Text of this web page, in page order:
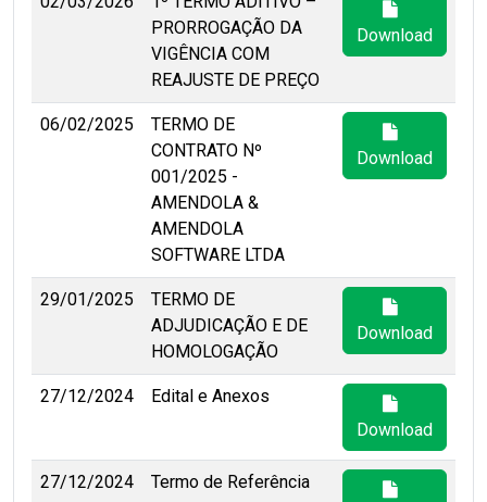
PRORROGAÇÃO DA
VIGÊNCIA COM
REAJUSTE DE PREÇO
Download
06/02/2025
TERMO DE
CONTRATO Nº
001/2025 -
AMENDOLA &
AMENDOLA
SOFTWARE LTDA
Download
29/01/2025
TERMO DE
ADJUDICAÇÃO E DE
HOMOLOGAÇÃO
Download
27/12/2024
Edital e Anexos
Download
27/12/2024
Termo de Referência